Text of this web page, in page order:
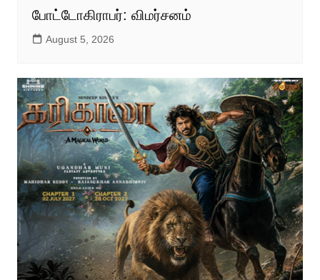
போட்டோகிராபர்: விமர்சனம்
August 5, 2026